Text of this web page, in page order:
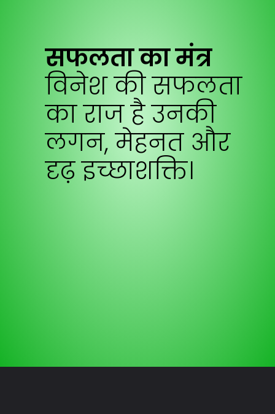
सफलता का मंत्र
विनेश की सफलता
का राज है उनकी
लगन, मेहनत और
दृढ़ इच्छाशक्ति।